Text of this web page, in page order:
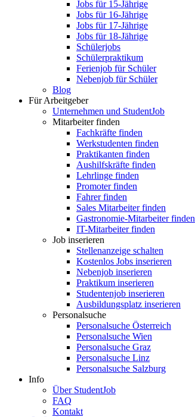
Jobs für 15-Jährige
Jobs für 16-Jährige
Jobs für 17-Jährige
Jobs für 18-Jährige
Schülerjobs
Schülerpraktikum
Ferienjob für Schüler
Nebenjob für Schüler
Blog
Für Arbeitgeber
Unternehmen und StudentJob
Mitarbeiter finden
Fachkräfte finden
Werkstudenten finden
Praktikanten finden
Aushilfskräfte finden
Lehrlinge finden
Promoter finden
Fahrer finden
Sales Mitarbeiter finden
Gastronomie-Mitarbeiter finden
IT-Mitarbeiter finden
Job inserieren
Stellenanzeige schalten
Kostenlos Jobs inserieren
Nebenjob inserieren
Praktikum inserieren
Studentenjob inserieren
Ausbildungsplatz inserieren
Personalsuche
Personalsuche Österreich
Personalsuche Wien
Personalsuche Graz
Personalsuche Linz
Personalsuche Salzburg
Info
Über StudentJob
FAQ
Kontakt